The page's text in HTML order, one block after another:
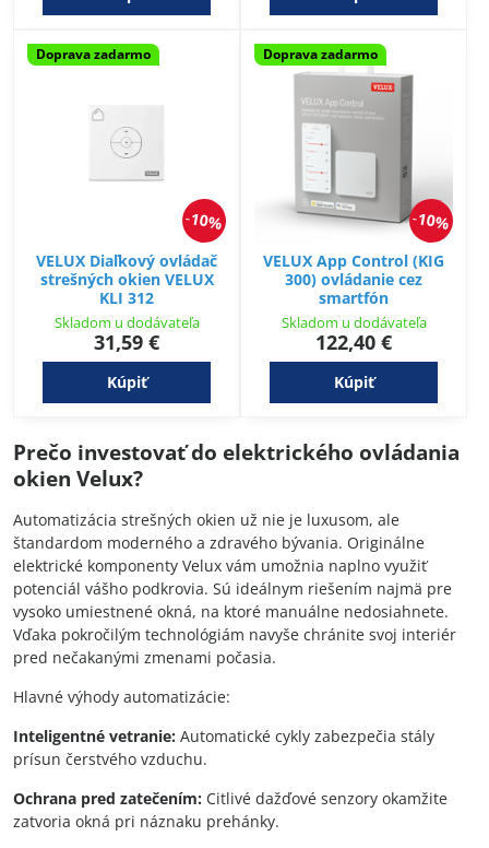
10%
Doprava zadarmo
VELUX Diaľkový ovládač
strešných okien VELUX
KLI 312
Skladom u dodávateľa
31,59 €
Kúpiť
10%
Doprava zadarmo
VELUX App Control (KIG
300) ovládanie cez
smartfón
Skladom u dodávateľa
122,40 €
Kúpiť
Prečo investovať do elektrického ovládania
okien Velux?
Automatizácia strešných okien už nie je luxusom, ale
štandardom moderného a zdravého bývania. Originálne
elektrické komponenty Velux vám umožnia naplno využiť
potenciál vášho podkrovia. Sú ideálnym riešením najmä pre
vysoko umiestnené okná, na ktoré manuálne nedosiahnete.
Vďaka pokročilým technológiám navyše chránite svoj interiér
pred nečakanými zmenami počasia.
Hlavné výhody automatizácie:
Inteligentné vetranie: Automatické cykly zabezpečia stály
prísun čerstvého vzduchu.
Ochrana pred zatečením: Citlivé dažďové senzory okamžite
zatvoria okná pri náznaku prehánky.